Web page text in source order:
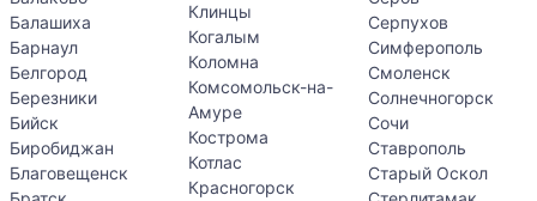
Балашиха
Барнаул
Белгород
Березники
Бийск
Биробиджан
Благовещенск
Клинцы
Когалым
Коломна
Комсомольск-на-
Амуре
Кострома
Котлас
Красногорск
Серпухов
Симферополь
Смоленск
Солнечногорск
Сочи
Ставрополь
Старый Оскол